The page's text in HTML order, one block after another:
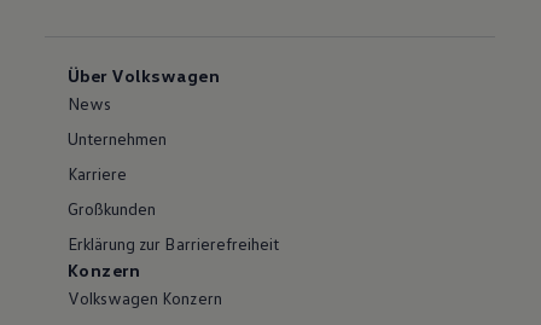
Über Volkswagen
News
Unternehmen
Karriere
Großkunden
Erklärung zur Barrierefreiheit
Konzern
Volkswagen Konzern